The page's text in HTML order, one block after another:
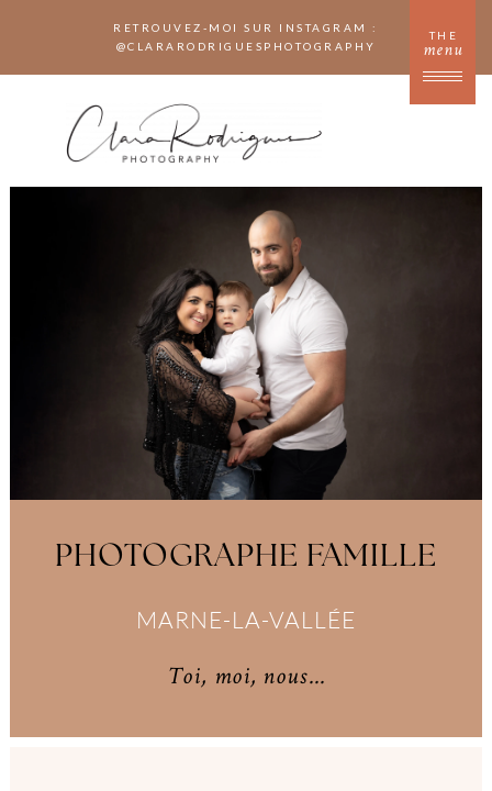
menu
THE
RETROUVEZ-MOI SUR INSTAGRAM :
@CLARARODRIGUESPHOTOGRAPHY
PHOTOGRAPHE FAMILLE
MARNE-LA-VALLÉE
Toi, moi, nous...